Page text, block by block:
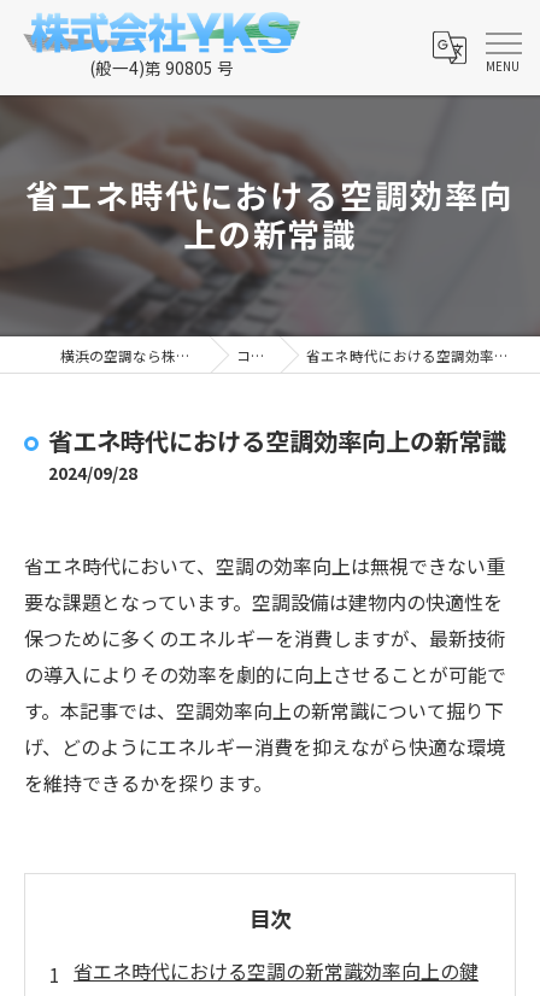
省エネ時代における空調効率向
上の新常識
横浜の空調なら株式会社YKS コラム 省エネ時代における空調効率向上の新常識
省エネ時代における空調効率向上の新常識
2024/09/28
省エネ時代において、空調の効率向上は無視できない重
要な課題となっています。空調設備は建物内の快適性を
保つために多くのエネルギーを消費しますが、最新技術
の導入によりその効率を劇的に向上させることが可能で
す。本記事では、空調効率向上の新常識について掘り下
げ、どのようにエネルギー消費を抑えながら快適な環境
を維持できるかを探ります。
目次
省エネ時代における空調の新常識効率向上の鍵